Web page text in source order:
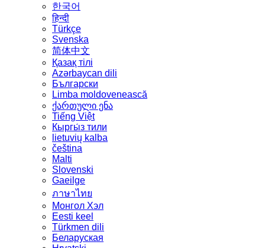
한국어
हिन्दी
Türkçe
Svenska
简体中文
Қазақ тілі
Azərbaycan dili
Български
Limba moldovenească
ქართული ენა
Tiếng Việt
Кыргы́з тили
lietuvių kalba
čeština
Malti
Slovenski
Gaeilge
ภาษาไทย
Монгол Хэл
Eesti keel
Türkmen dili
Беларуская